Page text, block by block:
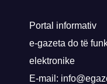
Portal informativ
e-gazeta do të
elektronike
E-mail: